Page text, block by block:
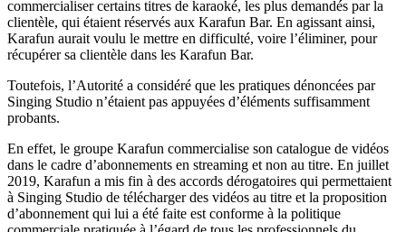
commercialiser certains titres de karaoké, les plus demandés par la
clientèle, qui étaient réservés aux Karafun Bar. En agissant ainsi,
Karafun aurait voulu le mettre en difficulté, voire l’éliminer, pour
récupérer sa clientèle dans les Karafun Bar.
Toutefois, l’Autorité a considéré que les pratiques dénoncées par
Singing Studio n’étaient pas appuyées d’éléments suffisamment
probants.
En effet, le groupe Karafun commercialise son catalogue de vidéos
dans le cadre d’abonnements en streaming et non au titre. En juillet
2019, Karafun a mis fin à des accords dérogatoires qui permettaient
à Singing Studio de télécharger des vidéos au titre et la proposition
d’abonnement qui lui a été faite est conforme à la politique